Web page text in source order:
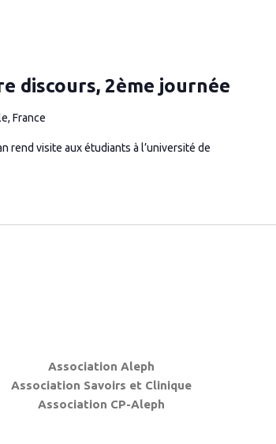
discours, 2ème journée
France
rend visite aux étudiants à l’université de
Association Aleph
Association Savoirs et Clinique
Association CP-Aleph